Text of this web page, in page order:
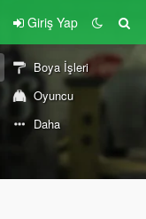
Giriş Yap
Boya İşleri
Oyuncu
Daha